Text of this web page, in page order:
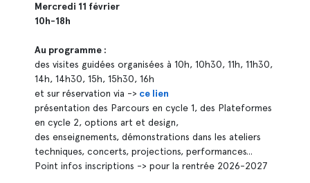
Mercredi 11 février
10h-18h
Au programme :
des visites guidées organisées à 10h, 10h30, 11h, 11h30,
14h, 14h30, 15h, 15h30, 16h
et sur réservation via -> ce lien
présentation des Parcours en cycle 1, des Plateformes
en cycle 2, options art et design,
des enseignements, démonstrations dans les ateliers
techniques, concerts, projections, performances...
Point infos inscriptions -> pour la rentrée 2026-2027